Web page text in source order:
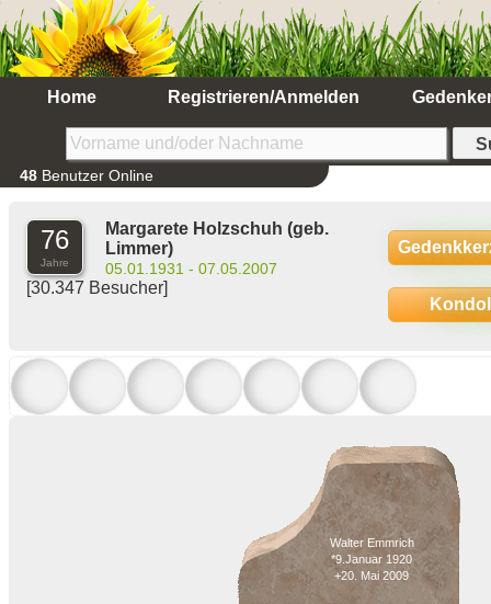
Home Registrieren/Anmelden
48 Benutzer Online
76
Jahre
Margarete Holzschuh (geb.
Limmer)
05.01.1931 - 07.05.2007
[30.347 Besucher]
Walter Emmrich
*9.Januar 1920
+20. Mai 2009